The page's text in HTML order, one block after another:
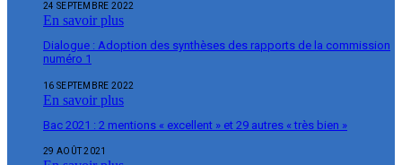
24 SEPTEMBRE 2022
En savoir plus
Dialogue : Adoption des synthèses des rapports de la commission
numéro 1
16 SEPTEMBRE 2022
En savoir plus
Bac 2021 : 2 mentions « excellent » et 29 autres « très bien »
29 AOÛT 2021